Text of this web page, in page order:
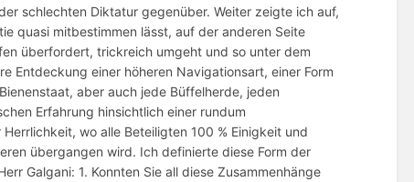
schlechten Diktatur gegenüber. Weiter zeigte ich auf,
quasi mitbestimmen lässt, auf der anderen Seite
überfordert, trickreich umgeht und so unter dem
Entdeckung einer höheren Navigationsart, einer Form
aber auch jede Büffelherde, jeden
Erfahrung hinsichtlich einer rundum
wo alle Beteiligten 100 % Einigkeit und
übergangen wird. Ich definierte diese Form der
Galgani: 1. Konnten Sie all diese Zusammenhänge